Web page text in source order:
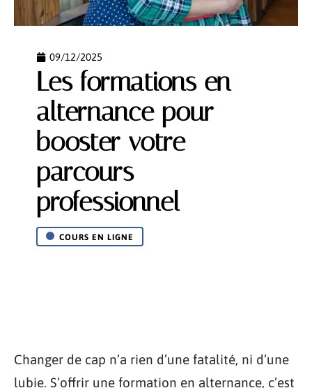
09/12/2025
Les formations en
alternance pour
booster votre
parcours
professionnel
COURS EN LIGNE
Changer de cap n’a rien d’une fatalité, ni d’une
lubie. S’offrir une formation en alternance, c’est